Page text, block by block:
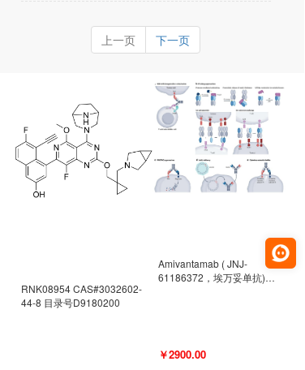
号为92339-11-2
上一页 下一页
RNK08954 CAS#3032602-
44-8 目录号D9180200
Amivantamab ( JNJ-
61186372，埃万妥单抗)
￥2900.00